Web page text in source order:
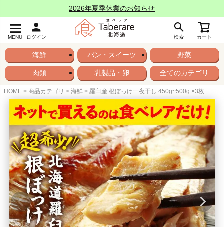
2026年夏季休業のお知らせ
MENU ログイン 検索 カート
海鮮 パン・スイーツ 野菜
肉類 乳製品・卵 全てのカテゴリ
HOME 商品カテゴリ 海鮮 羅臼産 根ぼっけ一夜干し 450g~500g ×3枚